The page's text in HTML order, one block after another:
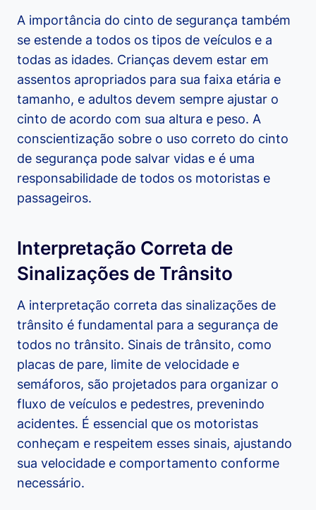
A importância do cinto de segurança também
se estende a todos os tipos de veículos e a
todas as idades. Crianças devem estar em
assentos apropriados para sua faixa etária e
tamanho, e adultos devem sempre ajustar o
cinto de acordo com sua altura e peso. A
conscientização sobre o uso correto do cinto
de segurança pode salvar vidas e é uma
responsabilidade de todos os motoristas e
passageiros.
Interpretação Correta de
Sinalizações de Trânsito
A interpretação correta das sinalizações de
trânsito é fundamental para a segurança de
todos no trânsito. Sinais de trânsito, como
placas de pare, limite de velocidade e
semáforos, são projetados para organizar o
fluxo de veículos e pedestres, prevenindo
acidentes. É essencial que os motoristas
conheçam e respeitem esses sinais, ajustando
sua velocidade e comportamento conforme
necessário.